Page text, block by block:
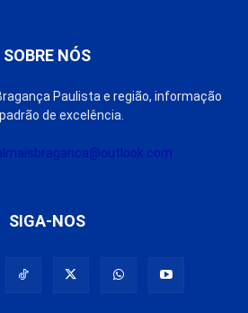
SOBRE NÓS
Paulista e região, informação
de excelência.
SIGA-NOS